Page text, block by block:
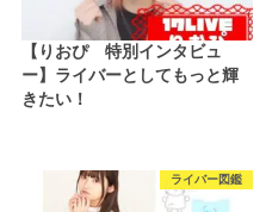
【りおぴ 特別インタビュ
ー】ライバーとしてもっと輝
きたい！
ライバー図鑑